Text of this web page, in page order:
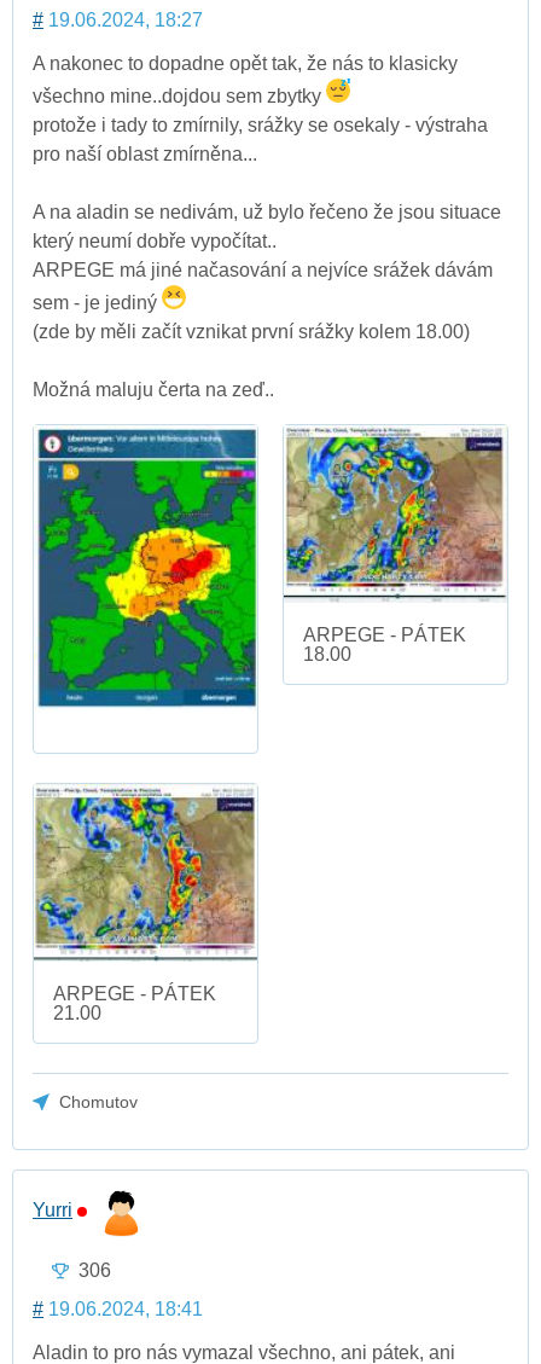
# 19.06.2024, 18:27
A nakonec to dopadne opět tak, že nás to klasicky
všechno mine..dojdou sem zbytky
protože i tady to zmírnily, srážky se osekaly - výstraha
pro naší oblast zmírněna...
A na aladin se nedivám, už bylo řečeno že jsou situace
který neumí dobře vypočítat..
ARPEGE má jiné načasování a nejvíce srážek dávám
sem - je jediný
(zde by měli začít vznikat první srážky kolem 18.00)
Možná maluju čerta na zeď..
ARPEGE - PÁTEK
18.00
ARPEGE - PÁTEK
21.00
Chomutov
Yurri
306
# 19.06.2024, 18:41
Aladin to pro nás vymazal všechno, ani pátek, ani